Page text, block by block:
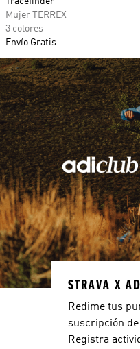
Mujer TERREX
3 colores
Envío Gratis
STRAVA X
Redime tus
suscripción de
Registra